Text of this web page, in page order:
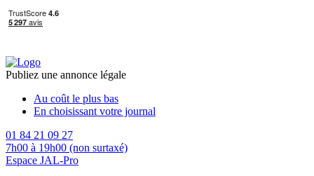
Publiez une annonce légale
Au coût le plus bas
En choisissant votre journal
01 84 21 09 27
7h00 à 19h00 (non surtaxé)
Espace JAL-Pro